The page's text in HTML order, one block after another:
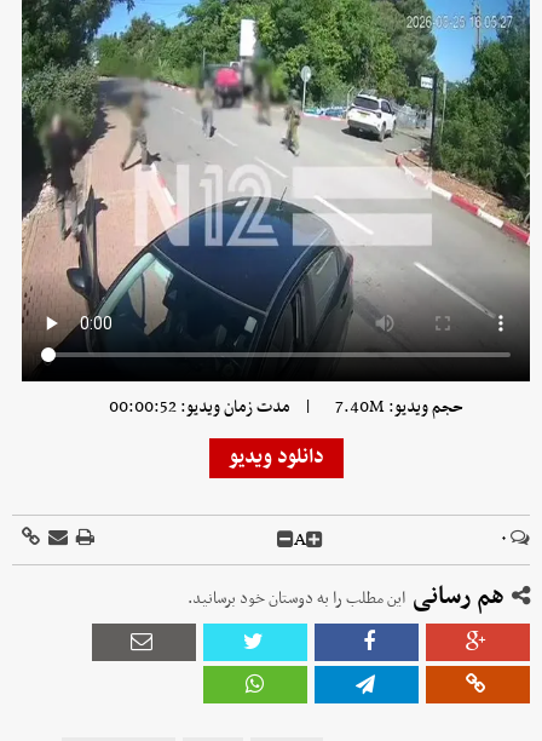
حجم ویدیو: 7.40M | مدت زمان ویدیو: 00:00:52
دانلود ویدیو
۰ A
هم رسانی این مطلب را به دوستان خود برسانید.